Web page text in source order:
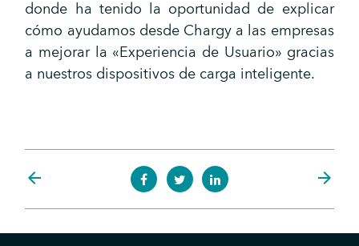
donde ha tenido la oportunidad de explicar
cómo ayudamos desde Chargy a las empresas
a mejorar la «Experiencia de Usuario» gracias
a nuestros dispositivos de carga inteligente.
arrow_back arrow_forward